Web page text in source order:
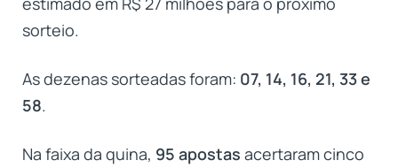
sorteio.
As dezenas sorteadas foram: 07, 14, 16, 21, 33 e
58.
Na faixa da quina, 95 apostas acertaram cinco